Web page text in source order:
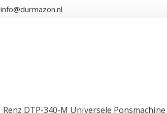
info@durmazon.nl
Renz DTP-340-M Universele Ponsmachine